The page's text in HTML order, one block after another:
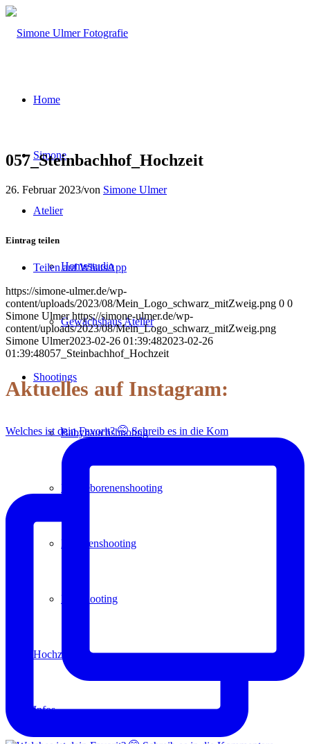
Home
Simone
Atelier
Homestudio
Gewächshaus Atelier
Shootings
Babybauchshooting
Neugeborenenshooting
Familienshooting
Paarshooting
Hochzeit
Infos
057_Steinbachhof_Hochzeit
26. Februar 2023/von Simone Ulmer
Eintrag teilen
Teilen auf WhatsApp
https://simone-ulmer.de/wp-
content/uploads/2023/08/Mein_Logo_schwarz_mitZweig.png 0 0
Simone Ulmer https://simone-ulmer.de/wp-
content/uploads/2023/08/Mein_Logo_schwarz_mitZweig.png
Simone Ulmer2023-02-26 01:39:482023-02-26
01:39:48057_Steinbachhof_Hochzeit
Aktuelles auf Instagram:
Welches ist dein Favorit? 🤭 Schreib es in die Kom